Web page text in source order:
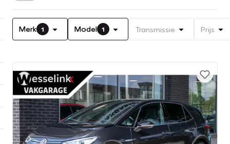
Merk 1 Model 1 Transmissie Prijs